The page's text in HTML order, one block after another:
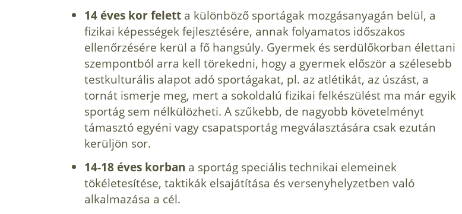
14 éves kor felett a különböző sportágak mozgásanyagán belül, a
fizikai képességek fejlesztésére, annak folyamatos időszakos
ellenőrzésére kerül a fő hangsúly. Gyermek és serdülőkorban élettani
szempontból arra kell törekedni, hogy a gyermek először a szélesebb
testkulturális alapot adó sportágakat, pl. az atlétikát, az úszást, a
tornát ismerje meg, mert a sokoldalú fizikai felkészülést ma már egyik
sportág sem nélkülözheti. A szűkebb, de nagyobb követelményt
támasztó egyéni vagy csapatsportág megválasztására csak ezután
kerüljön sor.
14-18 éves korban a sportág speciális technikai elemeinek
tökéletesítése, taktikák elsajátítása és versenyhelyzetben való
alkalmazása a cél.